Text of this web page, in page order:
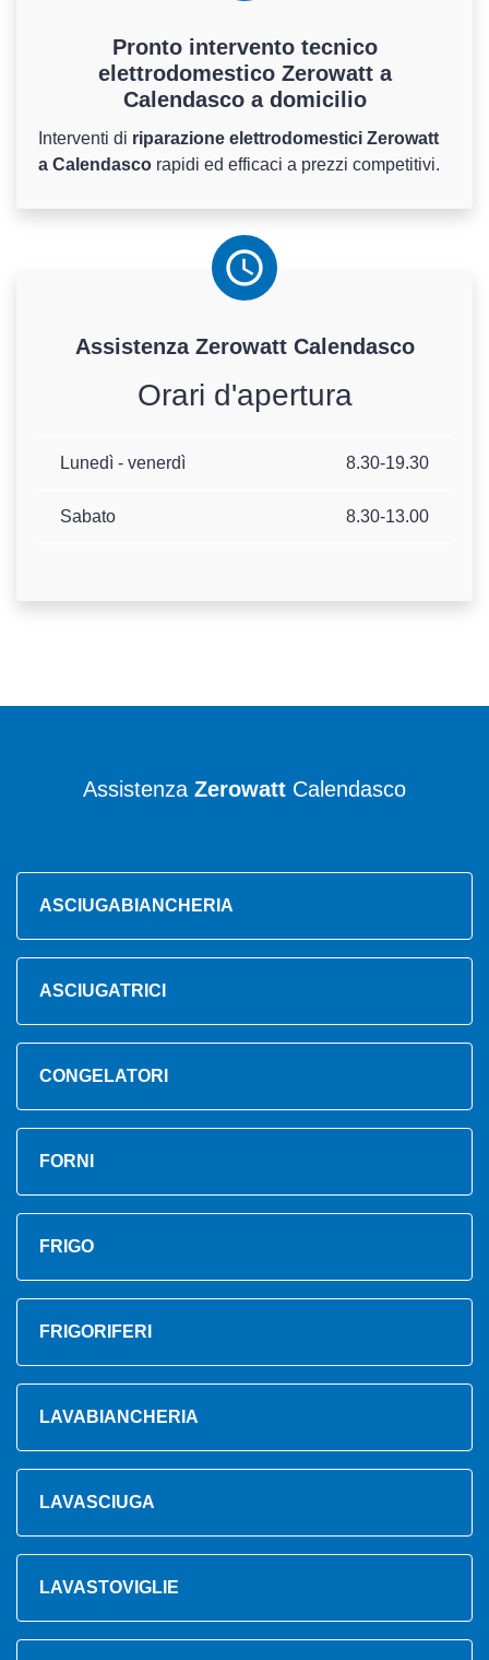
Pronto intervento tecnico
elettrodomestico Zerowatt a
Calendasco a domicilio
Interventi di riparazione elettrodomestici Zerowatt
a Calendasco rapidi ed efficaci a prezzi competitivi.
Assistenza ZerowattCalendasco
Orari d'apertura
Lunedì - venerdì 8.30-19.30
Sabato 8.30-13.00
Assistenza Zerowatt Calendasco
ASCIUGABIANCHERIA
ASCIUGATRICI
CONGELATORI
FORNI
FRIGO
FRIGORIFERI
LAVABIANCHERIA
LAVASCIUGA
LAVASTOVIGLIE